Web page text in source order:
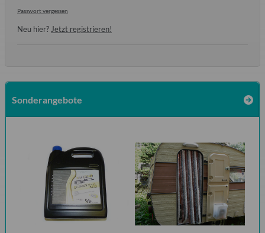
Passwort vergessen
Neu hier? Jetzt registrieren!
Sonderangebote